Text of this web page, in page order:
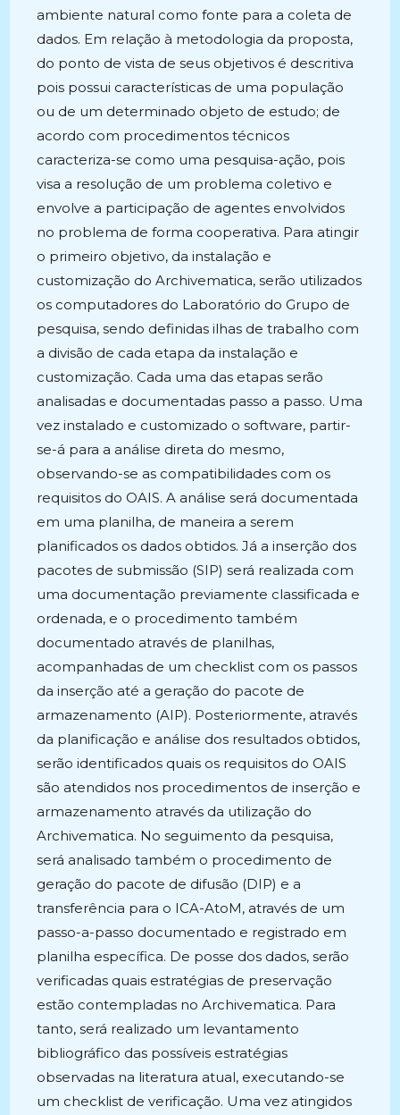
ambiente natural como fonte para a coleta de
dados. Em relação à metodologia da proposta,
do ponto de vista de seus objetivos é descritiva
pois possui características de uma população
ou de um determinado objeto de estudo; de
acordo com procedimentos técnicos
caracteriza-se como uma pesquisa-ação, pois
visa a resolução de um problema coletivo e
envolve a participação de agentes envolvidos
no problema de forma cooperativa. Para atingir
o primeiro objetivo, da instalação e
customização do Archivematica, serão utilizados
os computadores do Laboratório do Grupo de
pesquisa, sendo definidas ilhas de trabalho com
a divisão de cada etapa da instalação e
customização. Cada uma das etapas serão
analisadas e documentadas passo a passo. Uma
vez instalado e customizado o software, partir-
se-á para a análise direta do mesmo,
observando-se as compatibilidades com os
requisitos do OAIS. A análise será documentada
em uma planilha, de maneira a serem
planificados os dados obtidos. Já a inserção dos
pacotes de submissão (SIP) será realizada com
uma documentação previamente classificada e
ordenada, e o procedimento também
documentado através de planilhas,
acompanhadas de um checklist com os passos
da inserção até a geração do pacote de
armazenamento (AIP). Posteriormente, através
da planificação e análise dos resultados obtidos,
serão identificados quais os requisitos do OAIS
são atendidos nos procedimentos de inserção e
armazenamento através da utilização do
Archivematica. No seguimento da pesquisa,
será analisado também o procedimento de
geração do pacote de difusão (DIP) e a
transferência para o ICA-AtoM, através de um
passo-a-passo documentado e registrado em
planilha específica. De posse dos dados, serão
verificadas quais estratégias de preservação
estão contempladas no Archivematica. Para
tanto, será realizado um levantamento
bibliográfico das possíveis estratégias
observadas na literatura atual, executando-se
um checklist de verificação. Uma vez atingidos